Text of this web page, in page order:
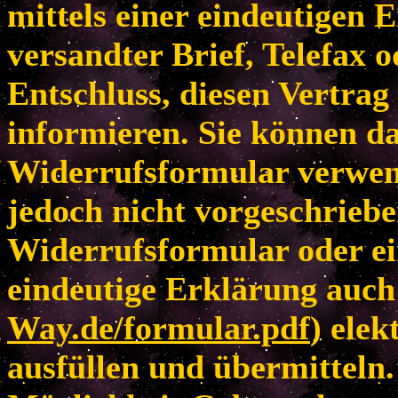
mittels einer eindeutigen
versandter Brief, Telefax
Entschluss, diesen
informieren. Sie können
Widerrufsformular
jedoch nicht
Widerrufsformular oder
eindeutige Erklärung
Way.de/formular.pdf)
ausfüllen und